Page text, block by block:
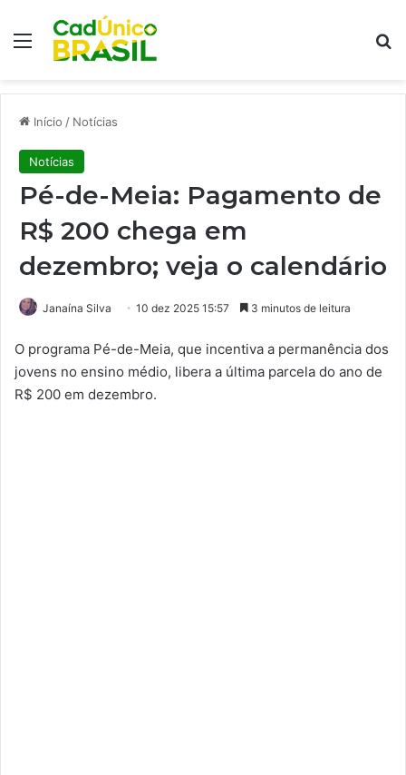
Menu
Início / Notícias
Notícias
Pé-de-Meia: Pagamento de
R$ 200 chega em
dezembro; veja o calendário
Janaína Silva 10 dez 2025 15:57 3 minutos de leitura
O programa Pé-de-Meia, que incentiva a permanência dos
jovens no ensino médio, libera a última parcela do ano de
R$ 200 em dezembro.